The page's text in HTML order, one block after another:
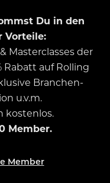
Du in den
Vorteile:
Masterclasses der
Rabatt auf Rolling
Branchen-
u.v.m.
kostenlos.
Member.
Member